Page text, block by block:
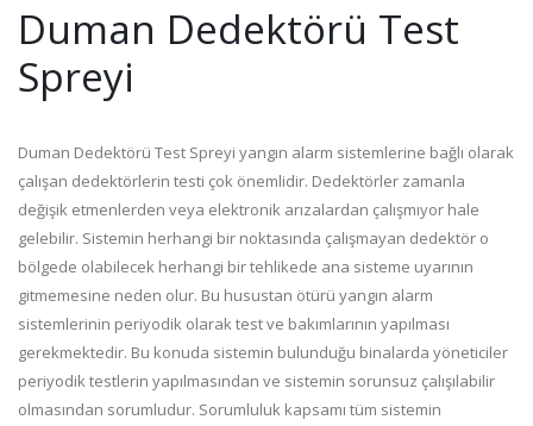
Duman Dedektörü Test
Spreyi
Duman Dedektörü Test Spreyi yangın alarm sistemlerine bağlı olarak
çalışan dedektörlerin testi çok önemlidir. Dedektörler zamanla
değişik etmenlerden veya elektronik arızalardan çalışmıyor hale
gelebilir. Sistemin herhangi bir noktasında çalışmayan dedektör o
bölgede olabilecek herhangi bir tehlikede ana sisteme uyarının
gitmemesine neden olur. Bu husustan ötürü yangın alarm
sistemlerinin periyodik olarak test ve bakımlarının yapılması
gerekmektedir. Bu konuda sistemin bulunduğu binalarda yöneticiler
periyodik testlerin yapılmasından ve sistemin sorunsuz çalışılabilir
olmasından sorumludur. Sorumluluk kapsamı tüm sistemin